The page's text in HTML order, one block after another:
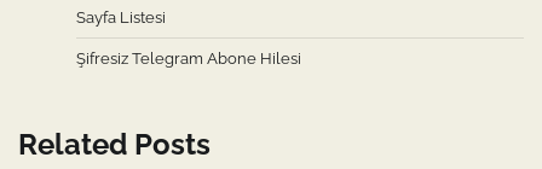
Sayfa Listesi
Şifresiz Telegram Abone Hilesi
Related Posts